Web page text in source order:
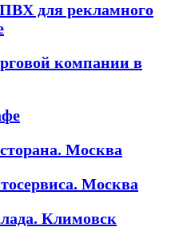
для рекламного
компании в
Москва
Москва
Климовск